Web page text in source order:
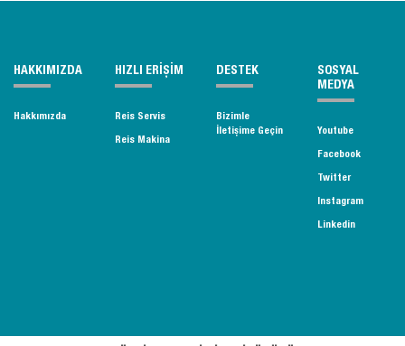
HAKKIMIZDA
Hakkımızda
HIZLI ERİŞİM
Reis Servis
Reis Makina
DESTEK
Bizimle
İletişime Geçin
SOSYAL
MEDYA
Youtube
Facebook
Twitter
Instagram
Linkedin